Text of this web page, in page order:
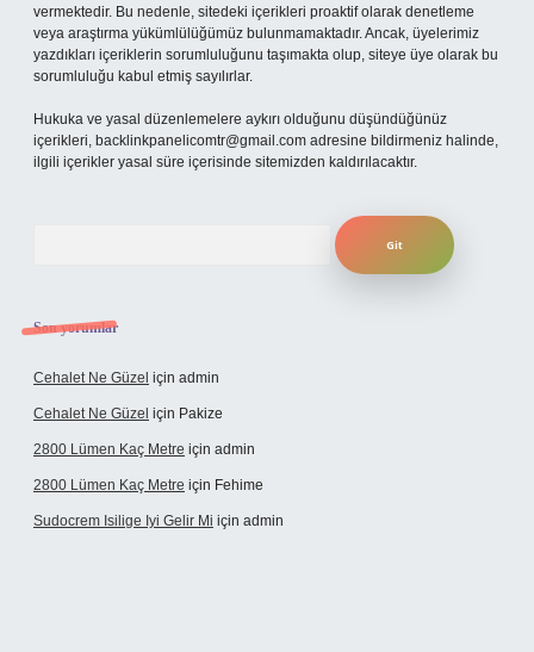
vermektedir. Bu nedenle, sitedeki içerikleri proaktif olarak denetleme
veya araştırma yükümlülüğümüz bulunmamaktadır. Ancak, üyelerimiz
yazdıkları içeriklerin sorumluluğunu taşımakta olup, siteye üye olarak bu
sorumluluğu kabul etmiş sayılırlar.
Hukuka ve yasal düzenlemelere aykırı olduğunu düşündüğünüz
içerikleri, backlinkpanelicomtr@gmail.com adresine bildirmeniz halinde,
ilgili içerikler yasal süre içerisinde sitemizden kaldırılacaktır.
Son yorumlar
Cehalet Ne Güzel için admin
Cehalet Ne Güzel için Pakize
2800 Lümen Kaç Metre için admin
2800 Lümen Kaç Metre için Fehime
Sudocrem Isilige Iyi Gelir Mi için admin